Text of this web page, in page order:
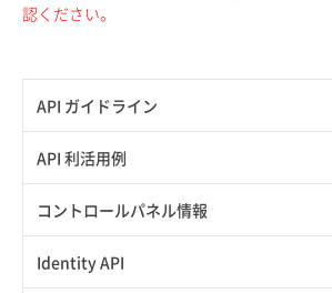
API ガイドライン
APIのご利用について
API 利活用例
APIでAPIサブユーザーを作成する
APIでVPSにISOイメージを挿入する
コントロールパネル情報
APIユーザーを作成する
Identity API
認ください。